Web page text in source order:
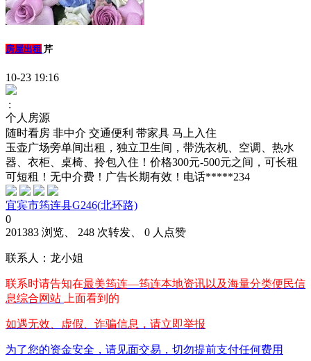
房屋出租 芹
10-23 19:16
:
个人房源
随时看房 非中介 交通便利 带家具 马上入住
玉壶广场旁单间出租，独立卫生间，带洗衣机、空调、热水
器、衣柜、桌椅、拎包入住！价格300元-500元之间，可长租
可短租！无中介费！广告长期有效！电话*****234
宜宾市筠连县G246(北环路)
0
201383 浏览、 248 次转发、 0 人点赞
联系人：龙小姐
联系时请告知在最美筠连—筠连本地资讯以及海量分类便民信
息综合网站
上面看到的
如遇无效、虚假、诈骗信息，请立即举报
为了您的资金安全，请见面交易，切勿提前支付任何费用